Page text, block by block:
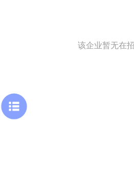
该企业暂无在